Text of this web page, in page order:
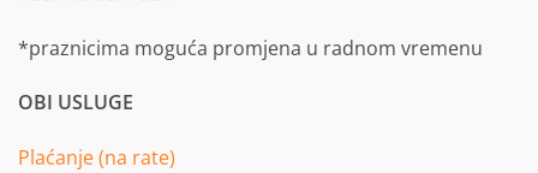
*praznicima moguća promjena u radnom vremenu
OBI USLUGE
Plaćanje (na rate)